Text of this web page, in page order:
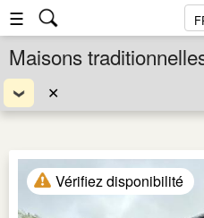
☰
✕
Vérifiez disponibilité